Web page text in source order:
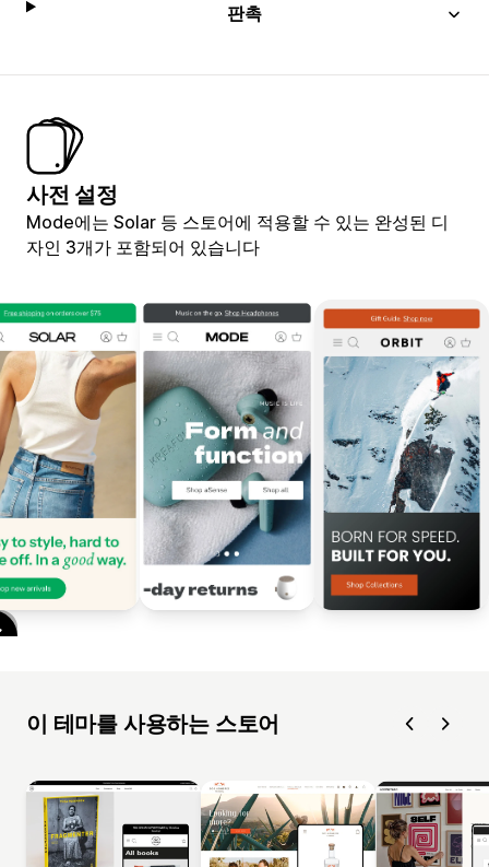
판촉
사전 설정
Mode에는 Solar 등 스토어에 적용할 수 있는 완성된 디
자인 3개가 포함되어 있습니다
이 테마를 사용하는 스토어